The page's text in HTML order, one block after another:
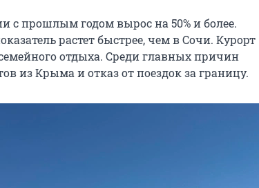
с прошлым годом вырос на 50% и более.
растет быстрее, чем в Сочи. Курорт
отдыха. Среди главных причин
из Крыма и отказ от поездок за границу.